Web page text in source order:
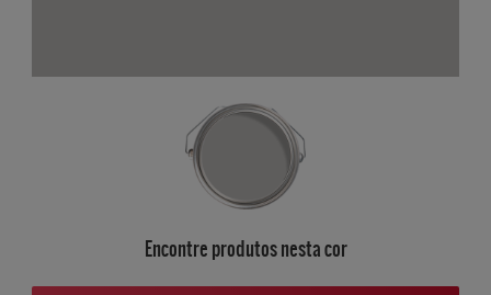
Encontre produtos nesta cor